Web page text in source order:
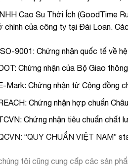
Cao Su Thời Ích (GoodTime
chính của công ty tại Đài Loan.
9001: Chứng nhận quốc tế về
DOT: Chứng nhận của Bộ Giao
Mark: Chứng nhận từ Cộng đồng
Chứng nhận hợp chuẩn
Chứng nhận tiêu chuẩn chất
“QUY CHUẨN VIỆT NAM”
tôi cũng cung cấp các sản